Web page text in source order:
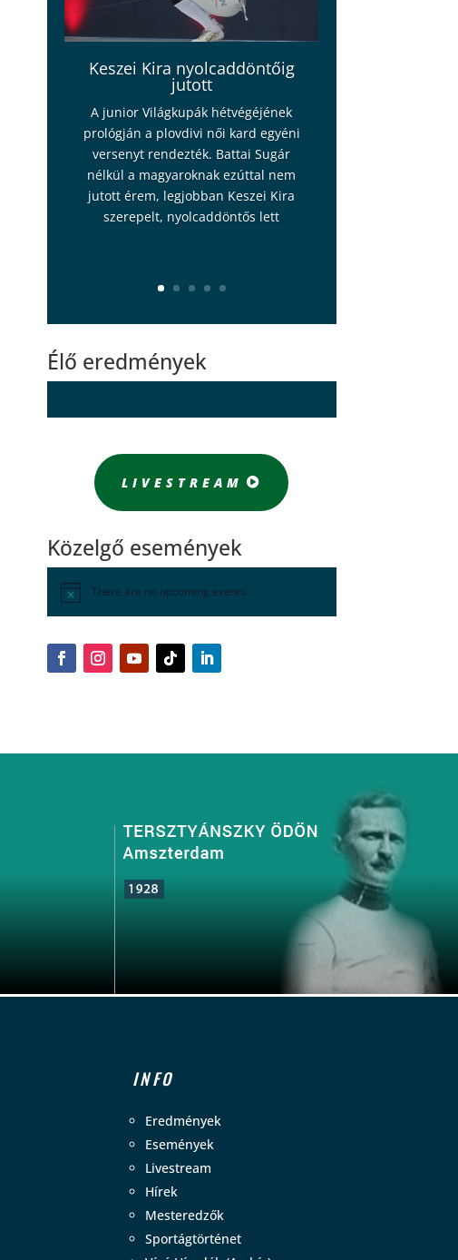
Keszei Kira nyolcaddöntőig
jutott
A junior Világkupák hétvégéjének
prológján a plovdivi női kard egyéni
versenyt rendezték. Battai Sugár
nélkül a magyaroknak ezúttal nem
jutott érem, legjobban Keszei Kira
szerepelt, nyolcaddöntős lett
Élő eredmények
LIVESTREAM
Közelgő események
There are no upcoming events.
INFO
Eredmények
Események
Livestream
Hírek
Mesteredzők
Sportágtörténet